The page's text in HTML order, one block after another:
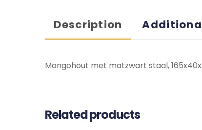
Description
Mangohout met matzwart staal,
Related products